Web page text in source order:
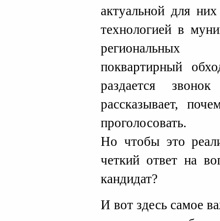
актуальной для
технологией в
региональных
поквартирный
раздается
рассказывает,
проголосовать.
Но чтобы это
четкий ответ на
кандидат?
И вот здесь самое